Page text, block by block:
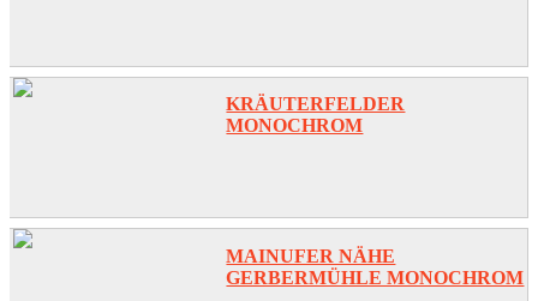
KRÄUTERFELDER
MONOCHROM
MAINUFER NÄHE
GERBERMÜHLE MONOCHROM